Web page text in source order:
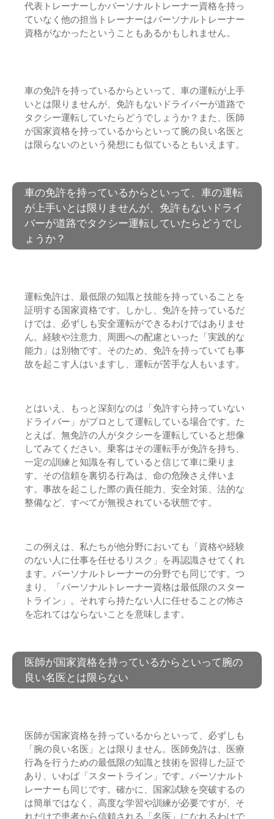
代表トレーナーしかパーソナルトレーナー資格を持っ
ていなく他の担当トレーナーはパーソナルトレーナー
資格がなかったということもあるかもしれません。
車の免許を持っているからといって、車の運転が上手
いとは限りませんが、免許もないドライバーが道路で
タクシー運転していたらどうでしょうか？また、医師
が国家資格を持っているからといって腕の良い名医と
は限らないのという発想にも似ているともいえます。
車の免許を持っているからといって、車の運転
が上手いとは限りませんが、免許もないドライ
バーが道路でタクシー運転していたらどうでし
ょうか？
運転免許は、最低限の知識と技能を持っていることを
証明する国家資格です。しかし、免許を持っているだ
けでは、必ずしも安全運転ができるわけではありませ
ん。経験や注意力、周囲への配慮といった「実践的な
能力」は別物です。そのため、免許を持っていても事
故を起こす人はいますし、運転が苦手な人もいます。
とはいえ、もっと深刻なのは「免許すら持っていない
ドライバー」がプロとして運転している場合です。た
とえば、無免許の人がタクシーを運転していると想像
してみてください。乗客はその運転手が免許を持ち、
一定の訓練と知識を有していると信じて車に乗りま
す。その信頼を裏切る行為は、命の危険さえ伴いま
す。事故を起こした際の責任能力、安全対策、法的な
整備など、すべてが無視されている状態です。
この例えは、私たちが他分野においても「資格や経験
のない人に仕事を任せるリスク」を再認識させてくれ
ます。パーソナルトレーナーの分野でも同じです。つ
まり、「パーソナルトレーナー資格は最低限のスター
トライン」。それすら持たない人に任せることの怖さ
を忘れてはならないことを意味します。
医師が国家資格を持っているからといって腕の
良い名医とは限らない
医師が国家資格を持っているからといって、必ずしも
「腕の良い名医」とは限りません。医師免許は、医療
行為を行うための最低限の知識と技術を習得した証で
あり、いわば「スタートライン」です。パーソナルト
レーナーも同じです。確かに、国家試験を突破するの
は簡単ではなく、高度な学習や訓練が必要ですが、そ
れだけで患者から信頼される「名医」になれるわけで